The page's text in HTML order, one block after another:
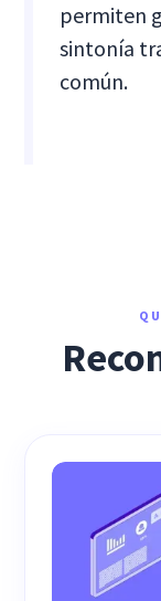
permiten
sintonía
común.